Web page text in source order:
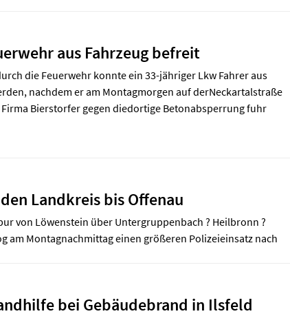
aus Fahrzeug befreit
die Feuerwehr konnte ein 33-jähriger Lkw Fahrer aus
nachdem er am Montagmorgen auf derNeckartalstraße
Bierstorfer gegen diedortige Betonabsperrung fuhr
Landkreis bis Offenau
von Löwenstein über Untergruppenbach ? Heilbronn ?
am Montagnachmittag einen größeren Polizeieinsatz nach
bei Gebäudebrand in Ilsfeld